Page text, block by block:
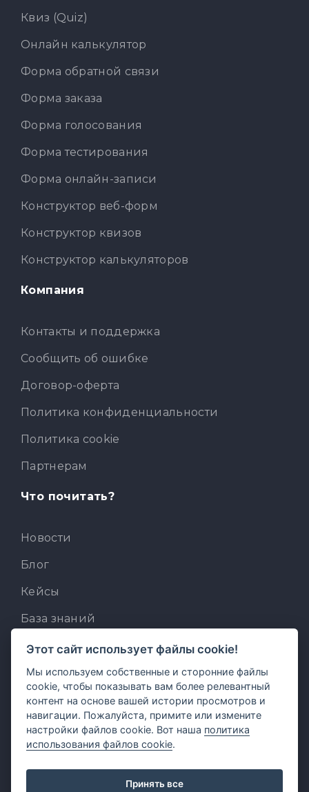
Квиз (Quiz)
Онлайн калькулятор
Форма обратной связи
Форма заказа
Форма голосования
Форма тестирования
Форма онлайн-записи
Конструктор веб-форм
Конструктор квизов
Конструктор калькуляторов
Компания
Контакты и поддержка
Сообщить об ошибке
Договор-оферта
Политика конфиденциальности
Политика cookie
Партнерам
Что почитать?
Новости
Блог
Кейсы
База знаний
Для разработчиков
Встроенный AI-ассистент
MCP для AI-клиентов
Отзывы и предложения
Этот сайт использует файлы cookie!
Мы используем собственные и сторонние файлы
cookie, чтобы показывать вам более релевантный
контент на основе вашей истории просмотров и
навигации. Пожалуйста, примите или измените
настройки файлов cookie. Вот наша политика
использования файлов cookie.
Принять все